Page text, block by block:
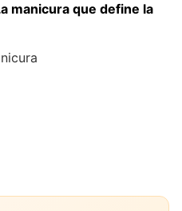
manicura que define la